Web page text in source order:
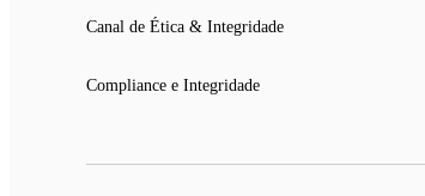
Canal de Ética & Integridade
Compliance e Integridade